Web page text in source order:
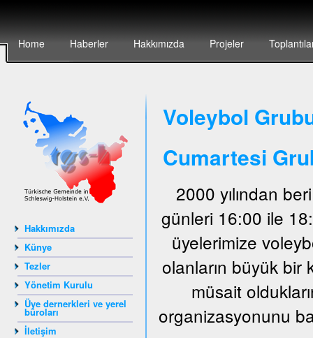
Home Haberler Hakkımızda Projeler
Hakkımızda
Künye
Tezler
Yönetim Kurulu
Üye dernerkleri ve yerel
büroları
İletişim
Voleybol
Cumartesi
2000 yılından
günleri 16:00 ile
üyelerimize
olanların büyük bir
müsait
organizasyonunu